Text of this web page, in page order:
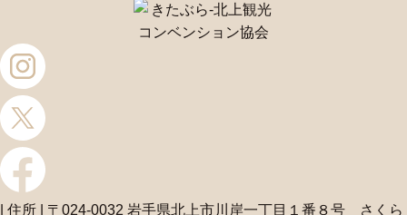
| 住所 | 〒024-0032 岩手県北上市川岸一丁目１番８号 さくら